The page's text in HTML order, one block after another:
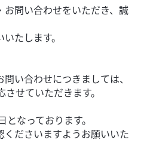
問い合わせをいただき、誠
たします。
い合わせにつきましては、
せていただきます。
なっております。
ださいますようお願いいた